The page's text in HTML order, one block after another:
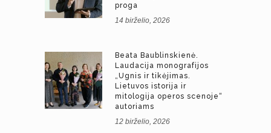
proga
14 birželio, 2026
Beata Baublinskienė.
Laudacija monografijos
„Ugnis ir tikėjimas.
Lietuvos istorija ir
mitologija operos scenoje“
autoriams
12 birželio, 2026